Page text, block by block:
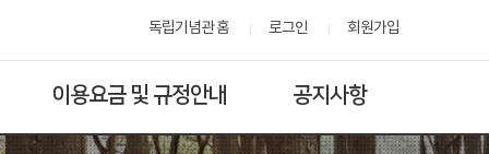
독립기념관 홈 로그인 회원가입
이용요금 및 규정안내 공지사항